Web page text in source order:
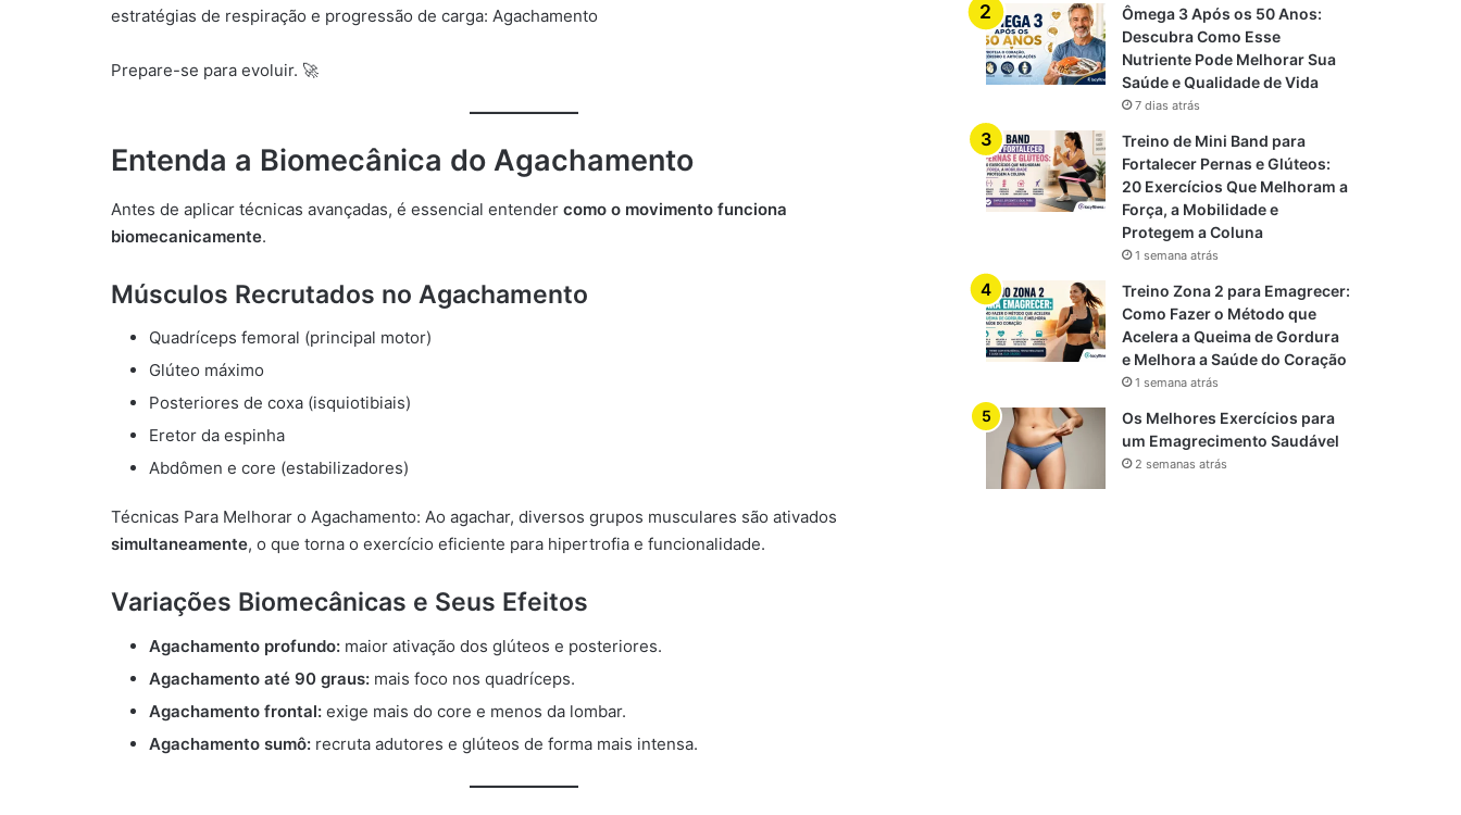
estratégias de respiração e progressão de carga: Agachamento
Prepare-se para evoluir. 🚀
Entenda a Biomecânica do Agachamento
Antes de aplicar técnicas avançadas, é essencial entender como o movimento funciona
biomecanicamente.
Músculos Recrutados no Agachamento
Quadríceps femoral (principal motor)
Glúteo máximo
Posteriores de coxa (isquiotibiais)
Eretor da espinha
Abdômen e core (estabilizadores)
Técnicas Para Melhorar o Agachamento: Ao agachar, diversos grupos musculares são ativados
simultaneamente, o que torna o exercício eficiente para hipertrofia e funcionalidade.
Variações Biomecânicas e Seus Efeitos
Agachamento profundo: maior ativação dos glúteos e posteriores.
Agachamento até 90 graus: mais foco nos quadríceps.
Agachamento frontal: exige mais do core e menos da lombar.
Agachamento sumô: recruta adutores e glúteos de forma mais intensa.
Ômega 3 Após os 50 Anos:
Descubra Como Esse
Nutriente Pode Melhorar Sua
Saúde e Qualidade de Vida
7 dias atrás
Treino de Mini Band para
Fortalecer Pernas e Glúteos:
20 Exercícios Que Melhoram a
Força, a Mobilidade e
Protegem a Coluna
1 semana atrás
Treino Zona 2 para Emagrecer:
Como Fazer o Método que
Acelera a Queima de Gordura
e Melhora a Saúde do Coração
1 semana atrás
Os Melhores Exercícios para
um Emagrecimento Saudável
2 semanas atrás